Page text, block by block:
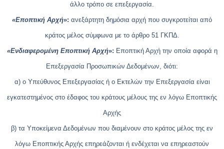
άλλο τρόπο σε επεξεργασία.
«Εποπτική Αρχή»: ανεξάρτητη δημόσια αρχή που συγκροτείται από
κράτος μέλος σύμφωνα με το άρθρο 51 ΓΚΠΔ.
«Ενδιαφερομένη Εποπτική Αρχή»: Εποπτική Αρχή την οποία αφορά η
Επεξεργασία Προσωπικών Δεδομένων, διότι:
α) ο Υπεύθυνος Επεξεργασίας ή ο Εκτελών την Επεξεργασία είναι
εγκατεστημένος στο έδαφος του κράτους μέλους της εν λόγω Εποπτικής
Αρχής
β) τα Υποκείμενα Δεδομένων που διαμένουν στο κράτος μέλος της εν
λόγω Εποπτικής Αρχής επηρεάζονται ή ενδέχεται να επηρεαστούν